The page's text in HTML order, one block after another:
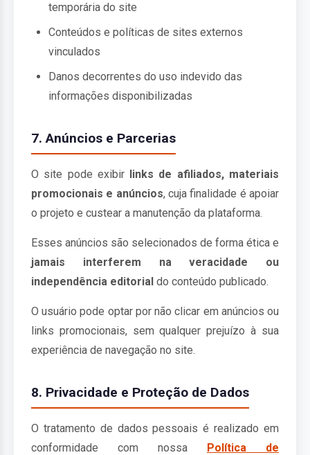
temporária do site
Conteúdos e políticas de sites externos
vinculados
Danos decorrentes do uso indevido das
informações disponibilizadas
7. Anúncios e Parcerias
O site pode exibir links de afiliados, materiais
promocionais e anúncios, cuja finalidade é apoiar
o projeto e custear a manutenção da plataforma.
Esses anúncios são selecionados de forma ética e
jamais interferem na veracidade ou
independência editorial do conteúdo publicado.
O usuário pode optar por não clicar em anúncios ou
links promocionais, sem qualquer prejuízo à sua
experiência de navegação no site.
8. Privacidade e Proteção de Dados
O tratamento de dados pessoais é realizado em
conformidade com nossa Política de